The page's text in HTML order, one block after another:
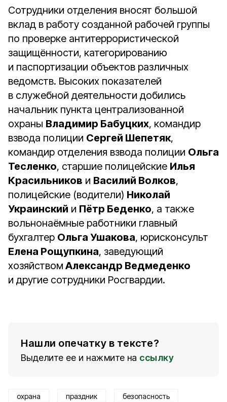
Сотрудники отделения вносят большой
вклад в работу созданной рабочей группы
по проверке антитеррористической
защищённости, категорированию
и паспортизации объектов различных
ведомств. Высоких показателей
в служебной деятельности добились
начальник пункта централизованной
охраны Владимир Бабуцких, командир
взвода полиции Сергей Шепетяк,
командир отделения взвода полиции Ольга
Тесленко, старшие полицейские Илья
Красильников и Василий Волков,
полицейские (водители) Николай
Украинский и Пётр Беденко, а также
вольнонаёмные работники главный
бухгалтер Ольга Ушакова, юрисконсульт
Елена Рощупкина, заведующий
хозяйством Александр Ведмеденко
и другие сотрудники Росгвардии.
Нашли опечатку в тексте?
Выделите ее и нажмите на ссылку
охрана праздник безопасность